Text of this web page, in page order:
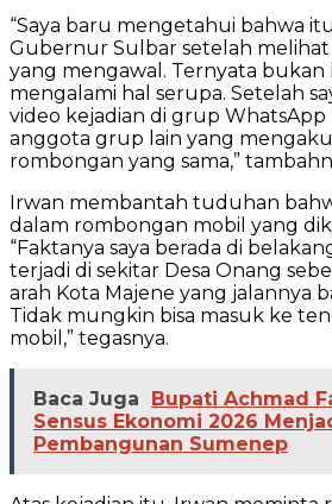
“Saya baru mengetahui bahwa
Gubernur Sulbar setelah melihat
yang mengawal. Ternyata bukan
mengalami hal serupa. Setelah
video kejadian di grup WhatsApp
anggota grup lain yang
rombongan yang sama,”
Irwan membantah tuduhan
dalam rombongan mobil yang
“Faktanya saya berada di
terjadi di sekitar Desa Onang
arah Kota Majene yang jalannya
Tidak mungkin bisa masuk ke
mobil,” tegasnya.
Baca Juga
Bupati Achmad
Sensus Ekonomi 2026
Pembangunan Sumenep